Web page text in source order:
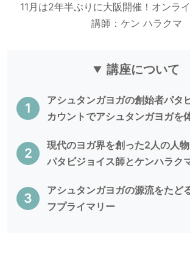
11月は2年半ぶりに大阪開催！オンラ
講師：ケン ハラクマ
講座について
アシュタンガヨガの創始者パタ
カウントでアシュタンガヨガを
現代のヨガ界を創った2人の人
パタビジョイス師とケンハラク
アシュタンガヨガの源流をたど
フプライマリー